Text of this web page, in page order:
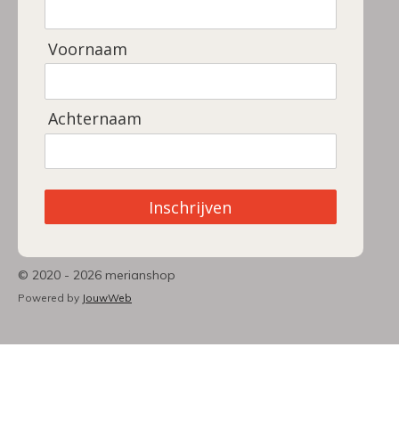
Voornaam
Achternaam
Inschrijven
© 2020 - 2026 merianshop
Powered by JouwWeb